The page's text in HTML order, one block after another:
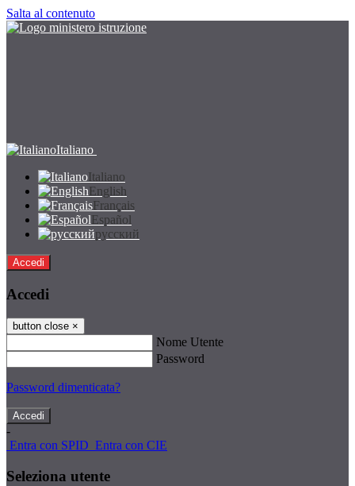
Salta al contenuto
Italiano
Italiano
English
Français
Español
русский
Accedi
Accedi
button close ×
Nome Utente
Password
Password dimenticata?
-
Entra con SPID Entra con CIE
Seleziona utente